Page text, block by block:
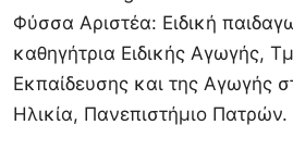
Φύσσα Αριστέα: Ειδική
καθηγήτρια Ειδικής Αγωγής,
Εκπαίδευσης και της Αγωγής
Ηλικία, Πανεπιστήμιο Πατρών.